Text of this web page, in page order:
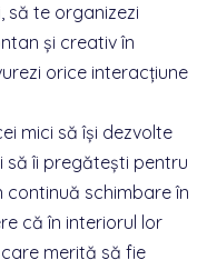
să te organizezi
și creativ în
orice interacțiune
mici să își dezvolte
să îi pregătești pentru
schimbare în
că în interiorul lor
merită să fie